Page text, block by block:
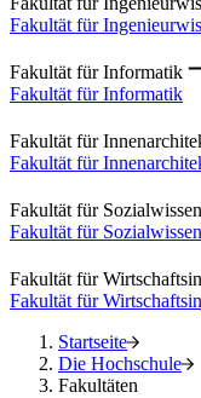
Fakultät für
Fakultät für Informatik
Fakultät für Informatik
Fakultät für
Fakultät für
Fakultät für
Fakultät für
Fakultät für
Fakultät für
Startseite
Die Hochschule
Fakultäten